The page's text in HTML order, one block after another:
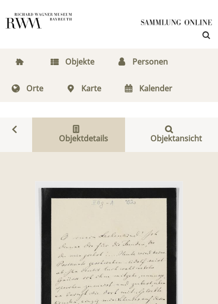
Objekte Personen
Orte Karte Kalender
Objektdetails Objektansicht